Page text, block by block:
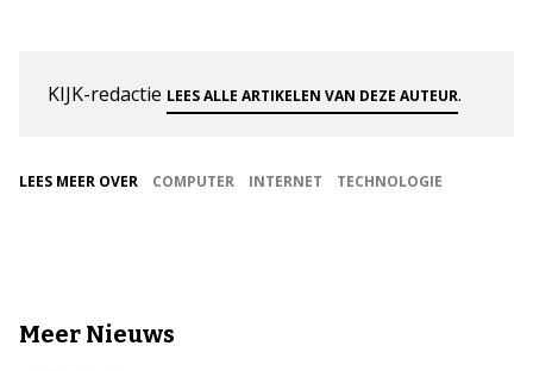
KIJK-redactie LEES ALLE ARTIKELEN VAN DEZE AUTEUR.
LEES MEER OVER COMPUTER INTERNET TECHNOLOGIE
Meer Nieuws